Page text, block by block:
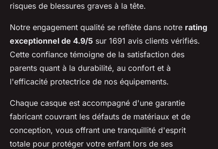
risques de blessures graves à la tête.
Notre engagement qualité se reflète dans notre rating
exceptionnel de 4.9/5 sur 1691 avis clients vérifiés.
Cette confiance témoigne de la satisfaction des
parents quant à la durabilité, au confort et à
l'efficacité protectrice de nos équipements.
Chaque casque est accompagné d'une garantie
fabricant couvrant les défauts de matériaux et de
conception, vous offrant une tranquillité d'esprit
totale pour protéger votre enfant lors de ses